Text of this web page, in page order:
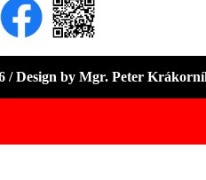
/ Design by Mgr. Peter